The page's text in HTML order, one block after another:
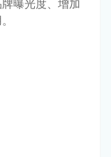
曝光度、增加